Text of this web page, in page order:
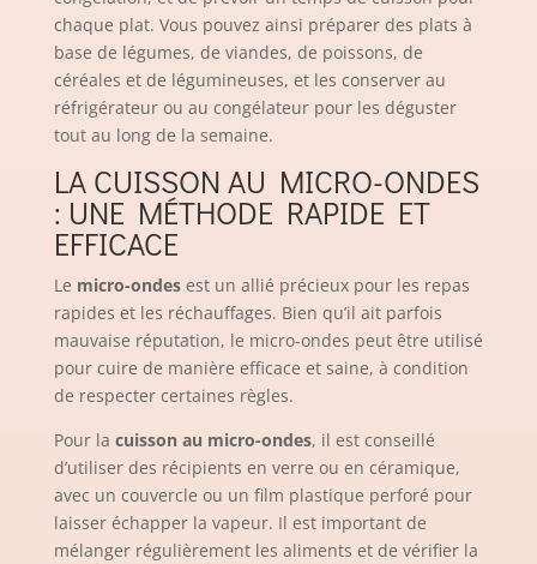
chaque plat. Vous pouvez ainsi préparer des plats à
base de légumes, de viandes, de poissons, de
céréales et de légumineuses, et les conserver au
réfrigérateur ou au congélateur pour les déguster
tout au long de la semaine.
LA CUISSON AU MICRO-ONDES
: UNE MÉTHODE RAPIDE ET
EFFICACE
Le micro-ondesest un allié précieux pour les repas
rapides et les réchauffages. Bien qu’il ait parfois
mauvaise réputation, le micro-ondes peut être utilisé
pour cuire de manière efficace et saine, à condition
de respecter certaines règles.
Pour la cuisson au micro-ondes, il est conseillé
d’utiliser des récipients en verre ou en céramique,
avec un couvercle ou un film plastique perforé pour
laisser échapper la vapeur. Il est important de
mélanger régulièrement les aliments et de vérifier la